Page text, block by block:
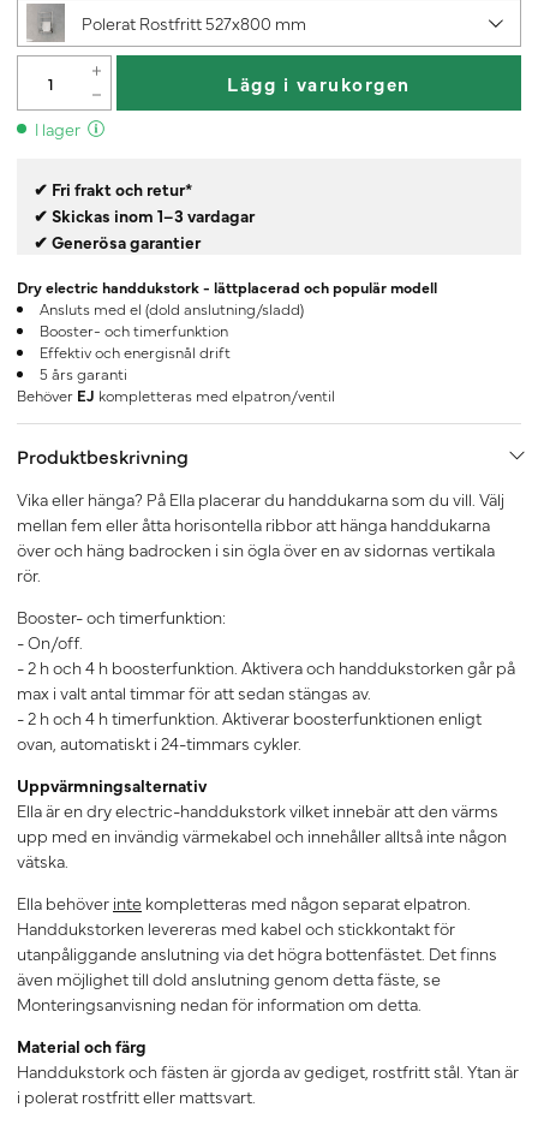
Polerat Rostfritt 527x800 mm
Lägg i varukorgen
I lager
✔ Fri frakt och retur*
✔ Skickas inom 1–3 vardagar
✔ Generösa garantier
Dry electric handdukstork - lättplacerad och populär modell
Ansluts med el (dold anslutning/sladd)
Booster- och timerfunktion
Effektiv och energisnål drift
5 års garanti
Behöver EJ kompletteras med elpatron/ventil
Produktbeskrivning
Vika eller hänga? På Ella placerar du handdukarna som du vill. Välj
mellan fem eller åtta horisontella ribbor att hänga handdukarna
över och häng badrocken i sin ögla över en av sidornas vertikala
rör.
Booster- och timerfunktion:
- On/off.
- 2 h och 4 h boosterfunktion. Aktivera och handdukstorken går på
max i valt antal timmar för att sedan stängas av.
- 2 h och 4 h timerfunktion. Aktiverar boosterfunktionen enligt
ovan, automatiskt i 24-timmars cykler.
Uppvärmningsalternativ
Ella är en dry electric-handdukstork vilket innebär att den värms
upp med en invändig värmekabel och innehåller alltså inte någon
vätska.
Ella behöver inte kompletteras med någon separat elpatron.
Handdukstorken levereras med kabel och stickkontakt för
utanpåliggande anslutning via det högra bottenfästet. Det finns
även möjlighet till dold anslutning genom detta fäste, se
Monteringsanvisning nedan för information om detta.
Material och färg
Handdukstork och fästen är gjorda av gediget, rostfritt stål. Ytan är
i polerat rostfritt eller mattsvart.